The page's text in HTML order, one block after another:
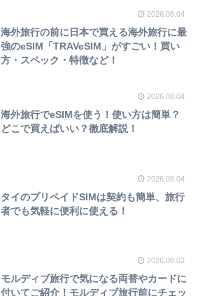
2026.08.04
海外旅行の前に日本で買える海外旅行に最
強のeSIM「TRAVeSIM」がすごい！買い
方・スペック・特徴など！
2026.08.04
海外旅行でeSIMを使う！使い方は簡単？
どこで買えばいい？徹底解説！
2026.08.04
タイのプリペイドSIMは契約も簡単、旅行
者でも気軽に便利に使える！
2026.08.02
モルディブ旅行で気になる両替やカードに
付いてご紹介！モルディブ旅行前にチェッ